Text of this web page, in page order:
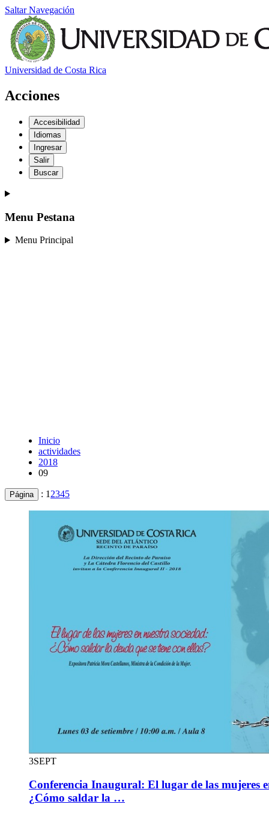
Saltar Navegación
Universidad de Costa Rica
Acciones
Accesibilidad
Idiomas
Ingresar
Salir
Buscar
Menu Pestana
Menu Principal
Inicio
actividades
2018
09
Página : 1 2345
3SEPT
Conferencia Inaugural: El lugar de las mujeres
¿Cómo saldar la …